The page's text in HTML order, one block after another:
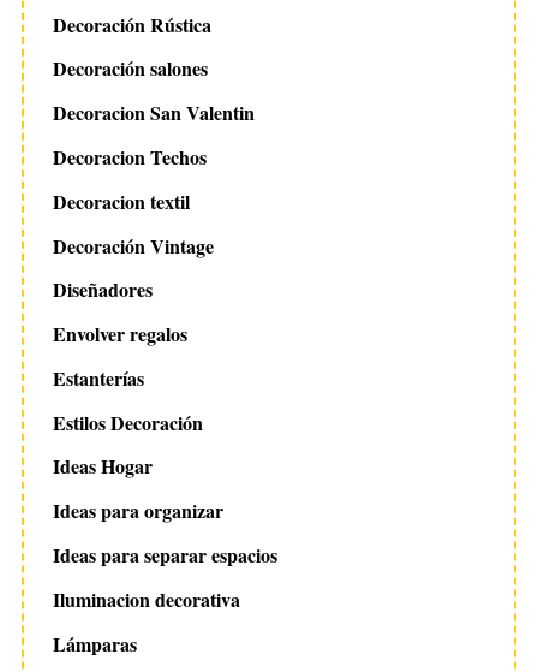
Decoración Rústica
Decoración salones
Decoracion San Valentin
Decoracion Techos
Decoracion textil
Decoración Vintage
Diseñadores
Envolver regalos
Estanterías
Estilos Decoración
Ideas Hogar
Ideas para organizar
Ideas para separar espacios
Iluminacion decorativa
Lámparas